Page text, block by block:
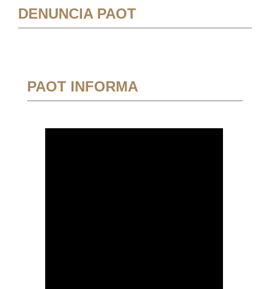
DENUNCIA PAOT
PAOT INFORMA